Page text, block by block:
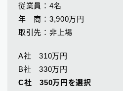
従業員：4名
年 商：3,900万円
取引先：非上場
A社 310万円
B社 330万円
C社 350万円を選択